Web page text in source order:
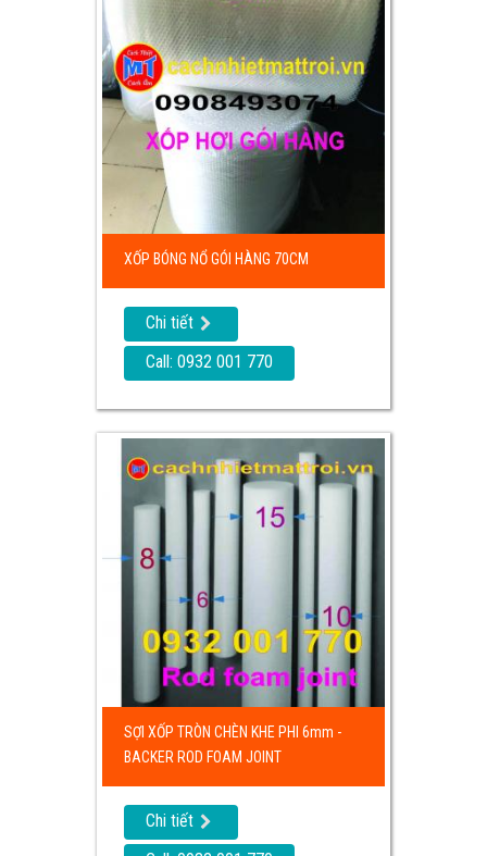
XỐP BÓNG NỔ GÓI HÀNG 70CM
Chi tiết
Call: 0932 001 770
SỢI XỐP TRÒN CHÈN KHE PHI 6mm -
BACKER ROD FOAM JOINT
Chi tiết